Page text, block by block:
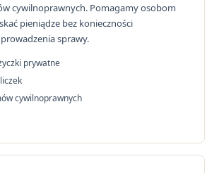
cywilnoprawnych. Pomagamy osobom
pieniądze bez konieczności
sprawy.
prywatne
cywilnoprawnych